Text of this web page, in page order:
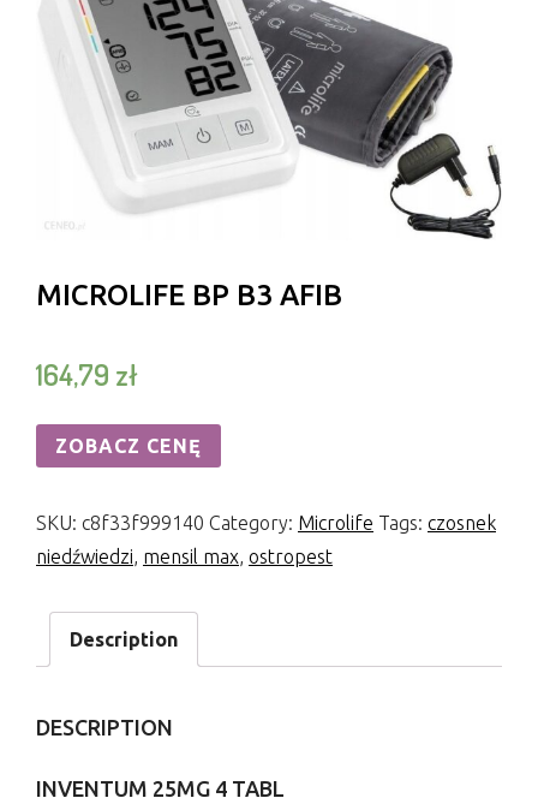
MICROLIFE BP B3 AFIB
164,79 zł
ZOBACZ CENĘ
SKU: c8f33f999140 Category: Microlife Tags: czosnek
niedźwiedzi mensil max ostropest
Description
DESCRIPTION
INVENTUM 25MG 4 TABL